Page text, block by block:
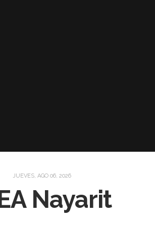
JUEVES, AGO 06, 2026